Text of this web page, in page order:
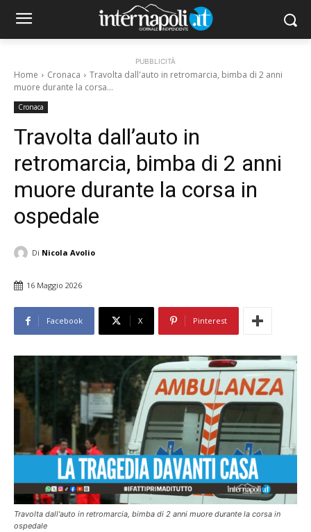
PUBBLICITÀ
Home Cronaca
Travolta dall'auto in retromarcia, bimba di 2 anni
muore durante la corsa...
Cronaca
Travolta dall’auto in
retromarcia, bimba di 2 anni
muore durante la corsa in
ospedale
Di Nicola Avolio
16 Maggio 2026
Facebook X Pinterest
Travolta dall'auto in retromarcia, bimba di 2 anni muore durante la corsa in
ospedale